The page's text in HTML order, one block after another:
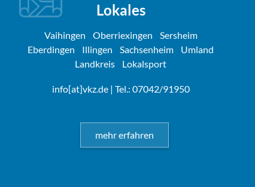
Lokales
Vaihingen Oberriexingen
Sersheim
Eberdingen
Illingen Sachsenheim
Umland
Landkreis
Lokalsport
info[at]vkz.de| Tel.: 07042/91950
mehr erfahren